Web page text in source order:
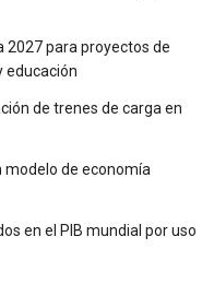
2027 para proyectos de
educación
de trenes de carga en
modelo de economía
en el PIB mundial por uso